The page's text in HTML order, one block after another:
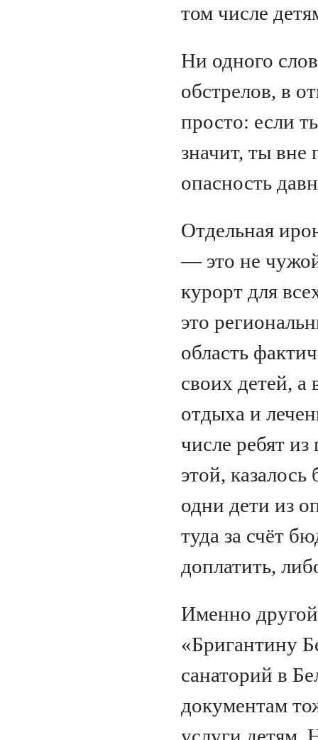
том числе
Ни одного
обстрелов, в
просто: если
значит, ты
опасность
Отдельная
— это не
курорт для
это
область
своих детей, а
отдыха и
числе ребят
этой,
одни дети из
туда за счёт
доплатить,
Именно
«Бригантину
санаторий в
документам